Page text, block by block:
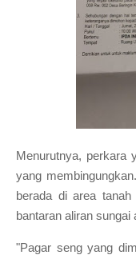
Menurutnya, perkara
yang
berada di area
bantaran aliran sungai
"Pagar seng yang